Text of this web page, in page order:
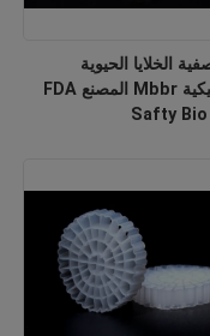
الخلايا الحيوية
البلاستيكية Mbbr المصنع FDA
Safty